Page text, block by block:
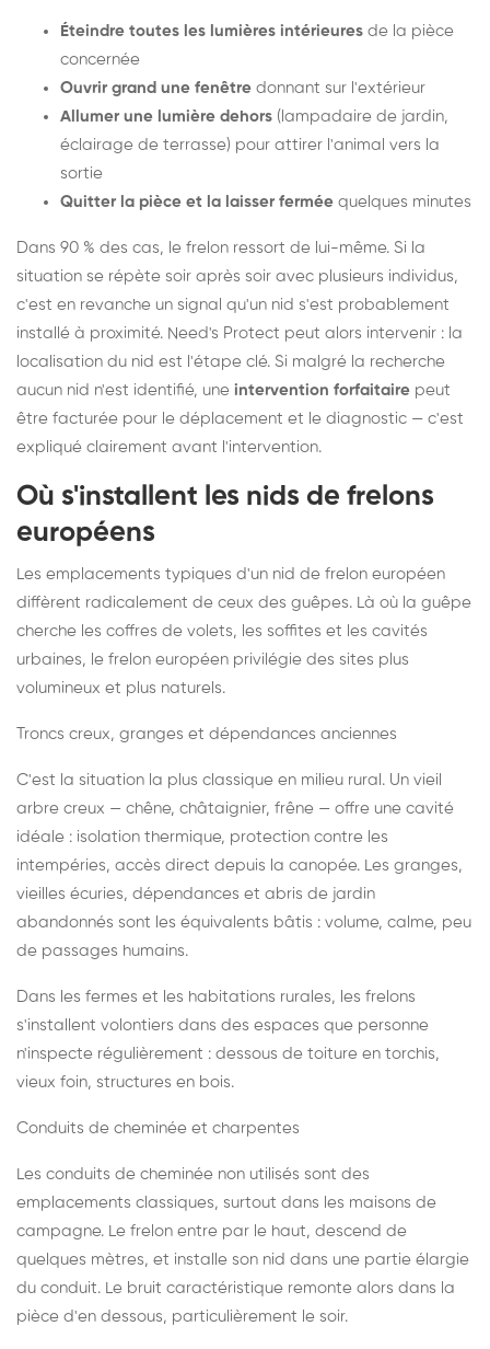
Éteindre toutes les lumières intérieures de la pièce
concernée
Ouvrir grand une fenêtre donnant sur l'extérieur
Allumer une lumière dehors (lampadaire de jardin,
éclairage de terrasse) pour attirer l'animal vers la
sortie
Quitter la pièce et la laisser fermée quelques minutes
Dans 90 % des cas, le frelon ressort de lui-même. Si la
situation se répète soir après soir avec plusieurs individus,
c'est en revanche un signal qu'un nid s'est probablement
installé à proximité. Need's Protect peut alors intervenir : la
localisation du nid est l'étape clé. Si malgré la recherche
aucun nid n'est identifié, une intervention forfaitaire peut
être facturée pour le déplacement et le diagnostic — c'est
expliqué clairement avant l'intervention.
Où s'installent les nids de frelons
européens
Les emplacements typiques d'un nid de frelon européen
diffèrent radicalement de ceux des guêpes. Là où la guêpe
cherche les coffres de volets, les soffites et les cavités
urbaines, le frelon européen privilégie des sites plus
volumineux et plus naturels.
Troncs creux, granges et dépendances anciennes
C'est la situation la plus classique en milieu rural. Un vieil
arbre creux — chêne, châtaignier, frêne — offre une cavité
idéale : isolation thermique, protection contre les
intempéries, accès direct depuis la canopée. Les granges,
vieilles écuries, dépendances et abris de jardin
abandonnés sont les équivalents bâtis : volume, calme, peu
de passages humains.
Dans les fermes et les habitations rurales, les frelons
s'installent volontiers dans des espaces que personne
n'inspecte régulièrement : dessous de toiture en torchis,
vieux foin, structures en bois.
Conduits de cheminée et charpentes
Les conduits de cheminée non utilisés sont des
emplacements classiques, surtout dans les maisons de
campagne. Le frelon entre par le haut, descend de
quelques mètres, et installe son nid dans une partie élargie
du conduit. Le bruit caractéristique remonte alors dans la
pièce d'en dessous, particulièrement le soir.